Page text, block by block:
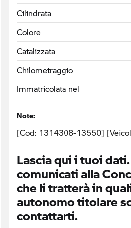
Cilindrata
Colore
Catalizzata
Chilometraggio
Immatricolata nel
Note:
[Cod: 1314308-13550]
Lascia qui i tuoi
comunicati alla
che li tratterà in
autonomo titolare
contattarti.